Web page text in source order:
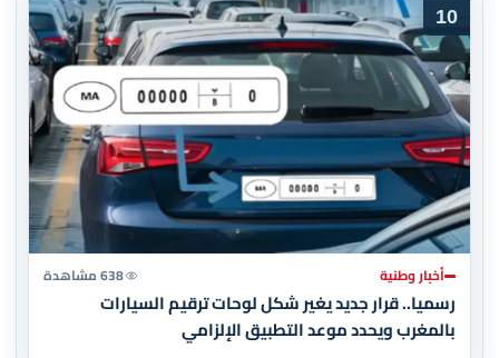
10
أخبار وطنية 638 مشاهدة
رسميا.. قرار جديد يغير شكل لوحات ترقيم السيارات
بالمغرب ويحدد موعد التطبيق الإلزامي